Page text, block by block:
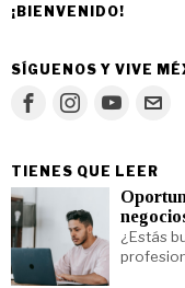
¡BIENVENIDO!
SÍGUENOS Y VIVE
TIENES QUE LEER
¿Estás